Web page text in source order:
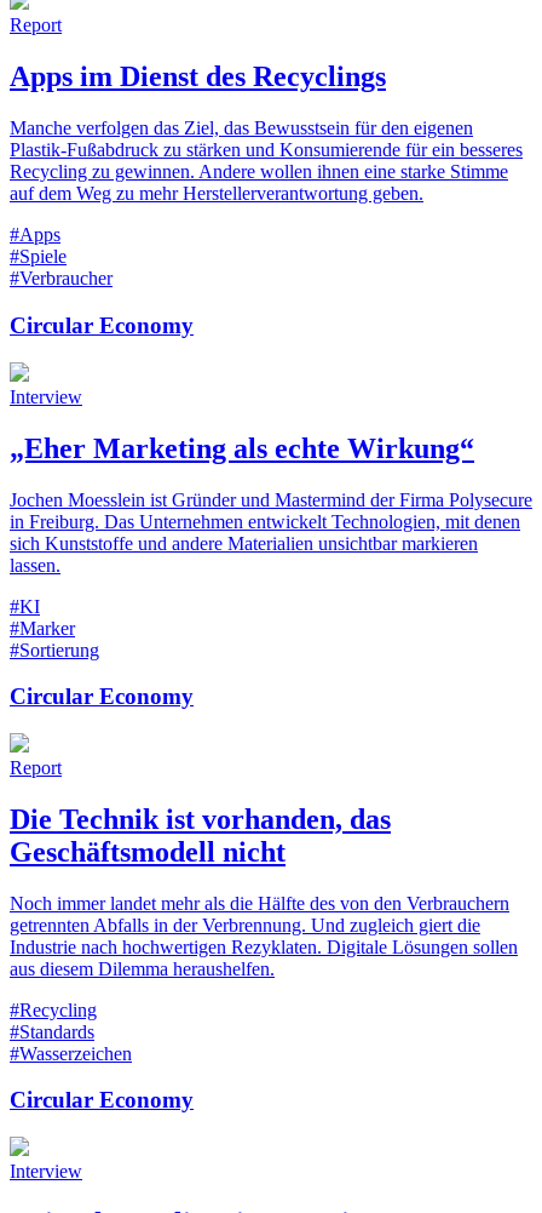
Report
Apps im Dienst des Recyclings
Manche verfolgen das Ziel, das Bewusstsein für den eigenen
Plastik-Fußabdruck zu stärken und Konsumierende für ein besseres
Recycling zu gewinnen. Andere wollen ihnen eine starke Stimme
auf dem Weg zu mehr Herstellerverantwortung geben.
#Apps
#Spiele
#Verbraucher
Circular Economy
Interview
„Eher Marketing als echte Wirkung“
Jochen Moesslein ist Gründer und Mastermind der Firma Polysecure
in Freiburg. Das Unternehmen entwickelt Technologien, mit denen
sich Kunststoffe und andere Materialien unsichtbar markieren
lassen.
#KI
#Marker
#Sortierung
Circular Economy
Report
Die Technik ist vorhanden, das
Geschäftsmodell nicht
Noch immer landet mehr als die Hälfte des von den Verbrauchern
getrennten Abfalls in der Verbrennung. Und zugleich giert die
Industrie nach hochwertigen Rezyklaten. Digitale Lösungen sollen
aus diesem Dilemma heraushelfen.
#Recycling
#Standards
#Wasserzeichen
Circular Economy
Interview